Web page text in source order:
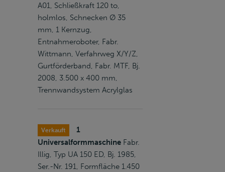
A01, Schließkraft 120 to,
holmlos, Schnecken Ø 35
mm, 1 Kernzug,
Entnahmeroboter, Fabr.
Wittmann, Verfahrweg X/Y/Z,
Gurtförderband, Fabr. MTF, Bj.
2008, 3.500 x 400 mm,
Trennwandsystem Acrylglas
Verkauft
1
Universalformmaschine Fabr.
Illig, Typ UA 150 ED, Bj. 1985,
Ser.-Nr. 191, Formfläche 1.450